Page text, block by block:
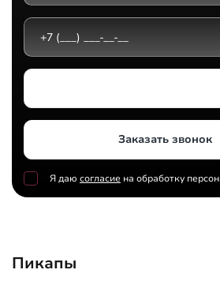
Заказать звонок
Я даю согласие на обработку
Пикапы